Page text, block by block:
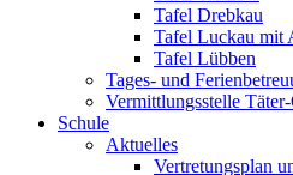
Tafel Drebkau
Tafel Luckau mit
Tafel Lübben
Tages- und
Vermittlungsstelle
Schule
Aktuelles
Vertretungsplan